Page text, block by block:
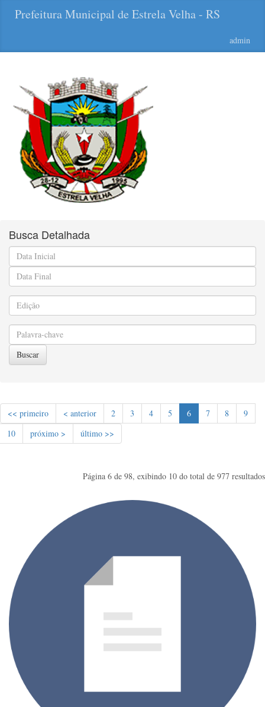
Prefeitura Municipal de Estrela Velha - RS
admin
Busca Detalhada
Buscar
<< primeiro < anterior 2 3 4 5 6 7 8
9
10
próximo > último >>
Página 6 de 98, exibindo 10 do total de 977 resultados